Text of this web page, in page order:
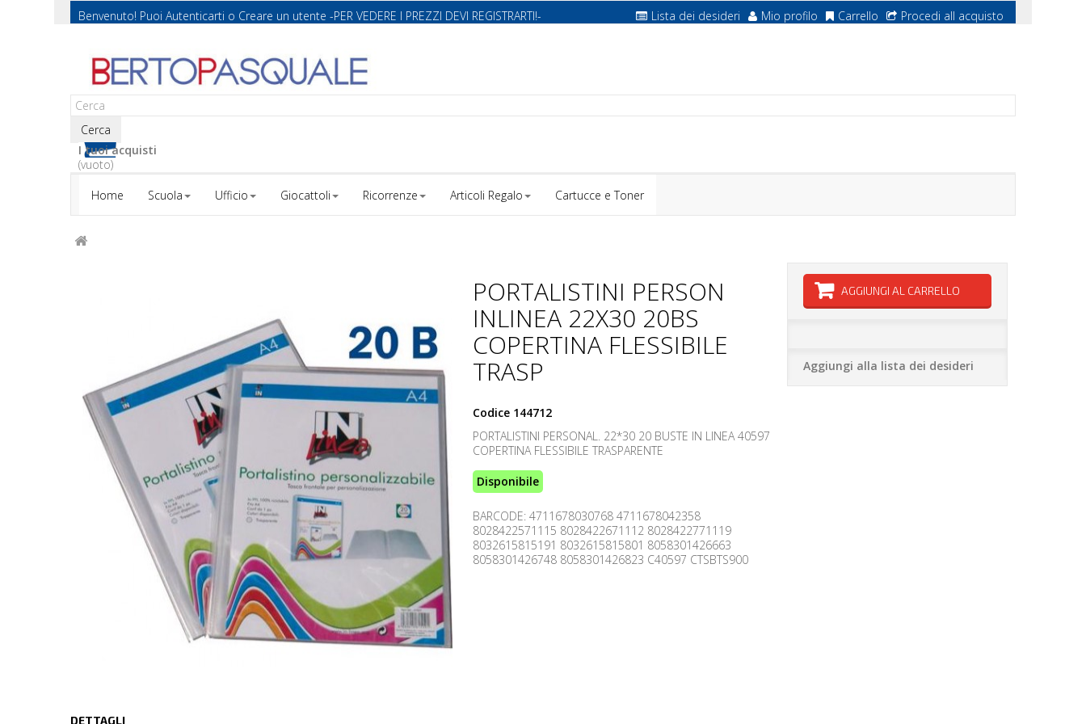
Benvenuto! Puoi Autenticarti o Creare un utente -PER VEDERE I PREZZI DEVI REGISTRARTI!- Lista dei desideri Mio profilo Carrello Procedi all acquisto
Cerca
I tuoi acquisti
(vuoto)
Home
Scuola Ufficio Giocattoli Ricorrenze Articoli Regalo Cartucce e Toner
PORTALISTINI PERSON
INLINEA 22X30 20BS
COPERTINA FLESSIBILE
TRASP
Codice 144712
PORTALISTINI PERSONAL. 22*30 20 BUSTE IN LINEA 40597
COPERTINA FLESSIBILE TRASPARENTE
Disponibile
BARCODE: 4711678030768 4711678042358
8028422571115 8028422671112 8028422771119
8032615815191 8032615815801 8058301426663
8058301426748 8058301426823 C40597 CTSBTS900
AGGIUNGI AL CARRELLO
Aggiungi alla lista dei desideri
DETTAGLI